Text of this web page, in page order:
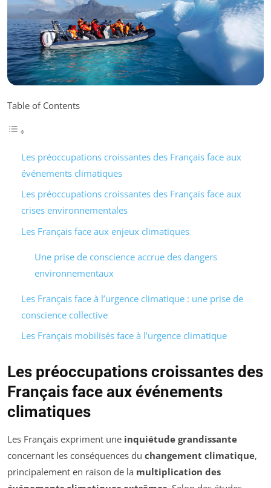
Table of Contents
Les préoccupations croissantes des Français face aux
événements climatiques
Les préoccupations croissantes des Français face aux
crises environnementales
Les Français face aux enjeux climatiques
Une prise de conscience accrue des dangers
environnementaux
Les Français face à l’urgence climatique : une prise de
conscience collective
Les Français mobilisés face à l’urgence climatique
Les préoccupations croissantes des
Français face aux événements
climatiques
Les Français expriment une inquiétude grandissante
concernant les conséquences du changement climatique,
principalement en raison de la multiplication des